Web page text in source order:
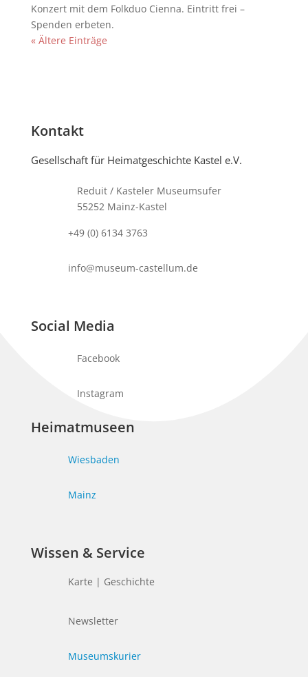
Konzert mit dem Folkduo Cienna. Eintritt frei –
Spenden erbeten.
« Ältere Einträge
Kontakt
Gesellschaft für Heimatgeschichte Kastel e.V.
Reduit / Kasteler Museumsufer
55252 Mainz-Kastel
+49 (0) 6134 3763
info@museum-castellum.de
Social Media
Facebook
Instagram
Heimatmuseen
Wiesbaden
Mainz
Wissen & Service
Karte | Geschichte
Newsletter
Museumskurier